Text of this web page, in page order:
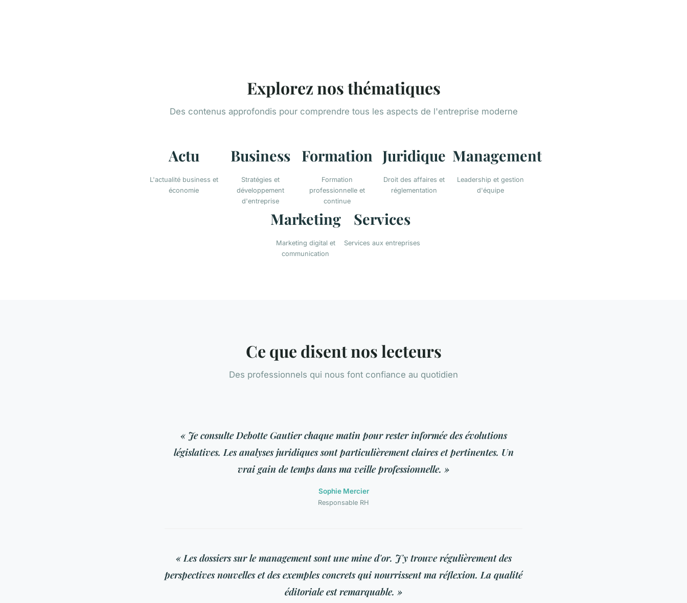
Explorez nos thématiques
Des contenus approfondis pour comprendre tous les aspects de l'entreprise moderne
Actu
L'actualité business et
économie
Business
Stratégies et
développement
d'entreprise
Formation
Formation
professionnelle et
continue
Juridique
Droit des affaires et
réglementation
Management
Leadership et gestion
d'équipe
Marketing
Marketing digital et
communication
Services
Services aux entreprises
Ce que disent nos lecteurs
Des professionnels qui nous font confiance au quotidien
« Je consulte Debotte Gautier chaque matin pour rester informée des évolutions
législatives. Les analyses juridiques sont particulièrement claires et pertinentes. Un
vrai gain de temps dans ma veille professionnelle. »
Sophie Mercier
Responsable RH
« Les dossiers sur le management sont une mine d'or. J'y trouve régulièrement des
perspectives nouvelles et des exemples concrets qui nourrissent ma réflexion. La qualité
éditoriale est remarquable. »